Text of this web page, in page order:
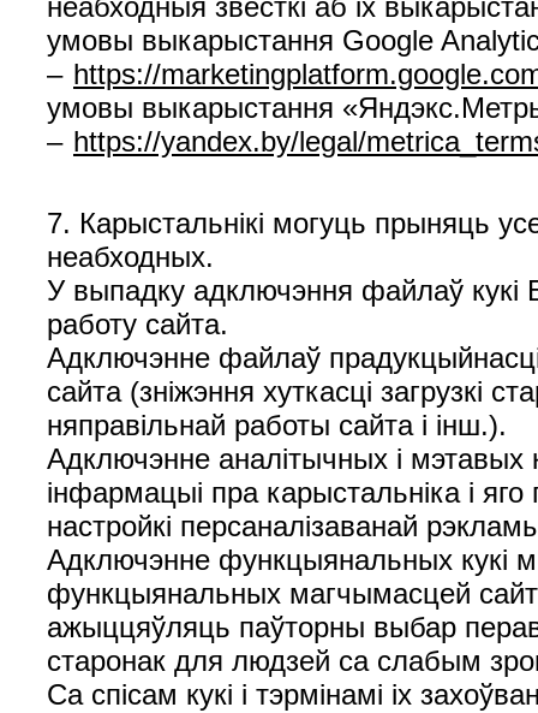
неабходныя звесткі аб іх
умовы выкарыстання Google
– https://
умовы выкарыстання
– https://yandex.by/legal/
7. Карыстальнікі могуць прыняць
неабходных.
У выпадку адключэння файлаў кукі
работу сайта.
Адключэнне файлаў
сайта (зніжэння хуткасці загрузкі
няправільнай работы сайта і інш.).
Адключэнне аналітычных і мэтавых
інфармацыі пра карыстальніка і
настройкі персаналізаванай
Адключэнне функцыянальных кукі
функцыянальных магчымасцей
ажыццяўляць паўторны выбар
старонак для людзей са слабым
Са спісам кукі і тэрмінамі іх